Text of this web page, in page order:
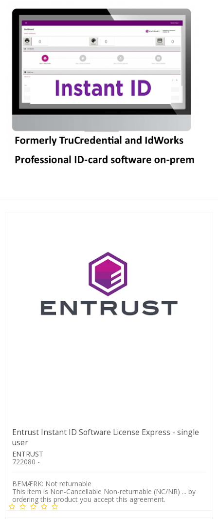
Entrust Instant ID Software License Express - single
user
ENTRUST
722080 -
BEMÆRK: Not returnable
This item is Non-Cancellable Non-returnable (NC/NR) ... by
ordering this product you accept this agreement.